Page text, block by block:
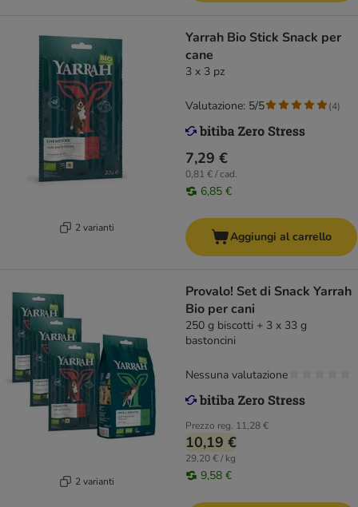
2 varianti
Yarrah Bio Stick Snack per
cane
3 x 3 pz
7,29 €
0,81 € / cad.
6,85 €
Valutazione: 5/5 (4)
Aggiungi al carrello
2 varianti
Provalo! Set di Snack Yarrah
Bio per cani
250 g biscotti + 3 x 33 g
bastoncini
Prezzo reg. 11,28 €
10,19 €
29,20 € / kg
9,58 €
Nessuna valutazione